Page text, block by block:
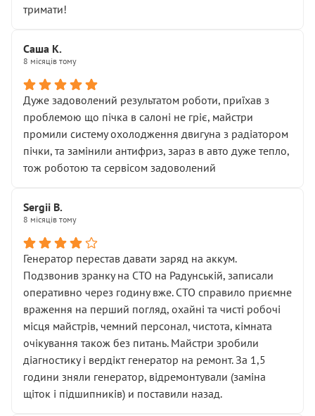
тримати!
Саша К.
8 місяців тому
Дуже задоволений результатом роботи, приїхав з
проблемою що пічка в салоні не гріє, майстри
промили систему охолодження двигуна з радіатором
пічки, та замінили антифриз, зараз в авто дуже тепло,
тож роботою та сервісом задоволений
Sergii B.
8 місяців тому
Генератор перестав давати заряд на аккум.
Подзвонив зранку на СТО на Радунській, записали
оперативно через годину вже. СТО справило приємне
враження на перший погляд, охайні та чисті робочі
місця майстрів, чемний персонал, чистота, кімната
очікування також без питань. Майстри зробили
діагностику і вердікт генератор на ремонт. За 1,5
години зняли генератор, відремонтували (заміна
щіток і підшипників) и поставили назад.